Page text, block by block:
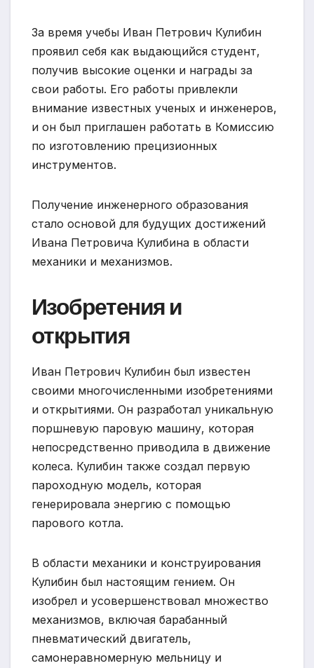
За время учебы Иван Петрович Кулибин
проявил себя как выдающийся студент,
получив высокие оценки и награды за
свои работы. Его работы привлекли
внимание известных ученых и инженеров,
и он был приглашен работать в Комиссию
по изготовлению прецизионных
инструментов.
Получение инженерного образования
стало основой для будущих достижений
Ивана Петровича Кулибина в области
механики и механизмов.
Изобретения и
открытия
Иван Петрович Кулибин был известен
своими многочисленными изобретениями
и открытиями. Он разработал уникальную
поршневую паровую машину, которая
непосредственно приводила в движение
колеса. Кулибин также создал первую
пароходную модель, которая
генерировала энергию с помощью
парового котла.
В области механики и конструирования
Кулибин был настоящим гением. Он
изобрел и усовершенствовал множество
механизмов, включая барабанный
пневматический двигатель,
самонеравномерную мельницу и